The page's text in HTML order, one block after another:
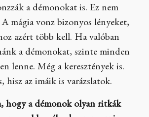
a démonokat is. Ez nem
mágia vonz bizonyos lényeket,
azért több kell. Ha valóban
a démonokat, szinte minden
lenne. Még a keresztények is.
hisz az imáik is varázslatok.
hogy a démonok olyan ritkák